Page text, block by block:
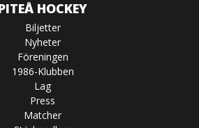
HOCKEY
Biljetter
Nyheter
Föreningen
1986-Klubben
Lag
Press
Matcher